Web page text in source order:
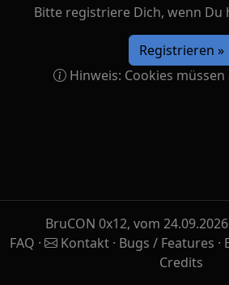
Bitte registriere Dich, wenn Du
Registrieren »
Hinweis: Cookies
BruCON 0x12, vom
FAQ · Kontakt · Bugs / Features ·
Credits